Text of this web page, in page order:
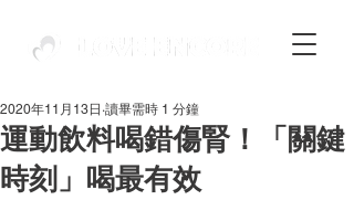
運動飲料喝錯傷腎！「關鍵
時刻」喝最有效
2020年11月13日 讀畢需時 1 分鐘